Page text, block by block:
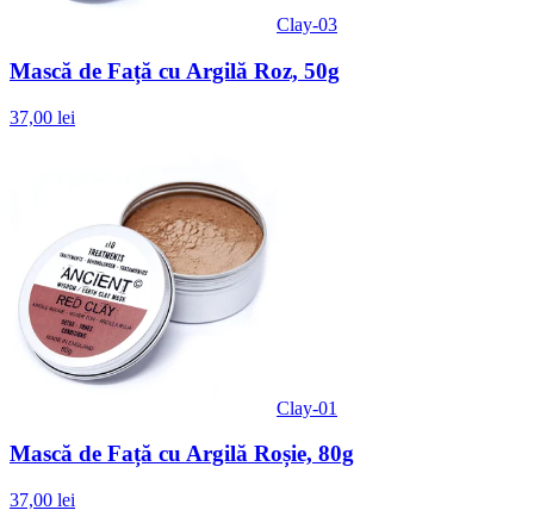
Clay-03
Mască de Față cu Argilă Roz, 50g
37,00 lei
Clay-01
Mască de Față cu Argilă Roșie, 80g
37,00 lei